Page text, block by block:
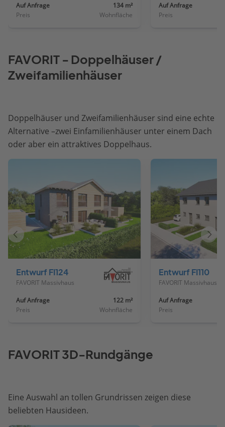
Auf Anfrage
Preis
134 m²
Wohnfläche
Auf Anfrage
Preis
FAVORIT - Doppelhäuser /
Zweifamilienhäuser
Doppelhäuser und Zweifamilienhäuser sind eine echte
Alternative –zwei Einfamilienhäuser unter einem Dach
oder aber ein attraktives Doppelhaus.
Entwurf FI124
FAVORIT Massivhaus
Auf Anfrage
Preis
122 m²
Wohnfläche
Entwurf FI110
FAVORIT Massivhaus
Auf Anfrage
Preis
Vorheriges
Haus
Haus
FAVORIT 3D-Rundgänge
Eine Auswahl an tollen Grundrissen zeigen diese
beliebten Hausideen.